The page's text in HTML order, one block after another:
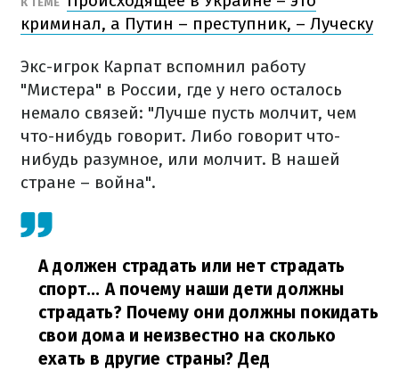
криминал, а Путин – преступник, – Луческу
Экс-игрок Карпат вспомнил работу
"Мистера" в России, где у него осталось
немало связей: "Лучше пусть молчит, чем
что-нибудь говорит. Либо говорит что-
нибудь разумное, или молчит. В нашей
стране – война".
А должен страдать или нет страдать
спорт... А почему наши дети должны
страдать? Почему они должны покидать
свои дома и неизвестно на сколько
ехать в другие страны? Дед